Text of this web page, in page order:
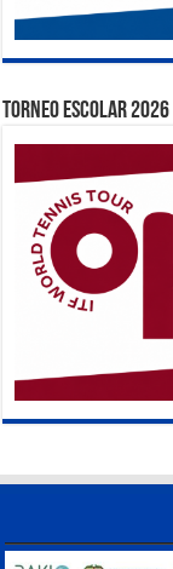
TORNEO ESCOLAR 2026